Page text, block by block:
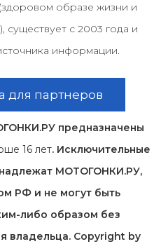
образе жизни и
существует с 2003 года и
информации.
для партнеров
предназначены
16 лет. Исключительные
МОТОГОНКИ.РУ,
РФ и не могут быть
либо образом без
владельца. Copyright by